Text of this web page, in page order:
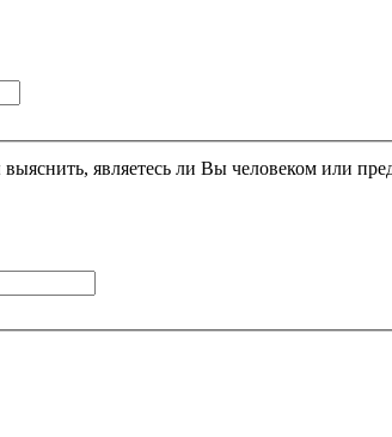
Этот вопрос задается для того,